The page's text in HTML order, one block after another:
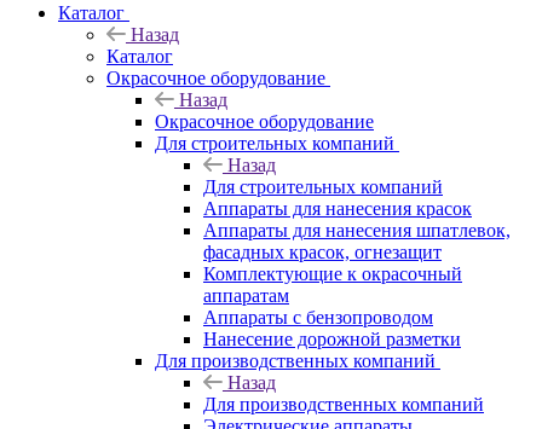
Каталог
Назад
Каталог
Окрасочное оборудование
Назад
Окрасочное оборудование
Для строительных компаний
Назад
Для строительных компаний
Аппараты для нанесения красок
Аппараты для нанесения шпатлевок,
фасадных красок, огнезащит
Комплектующие к окрасочный
аппаратам
Аппараты с бензопроводом
Нанесение дорожной разметки
Для производственных компаний
Назад
Для производственных компаний